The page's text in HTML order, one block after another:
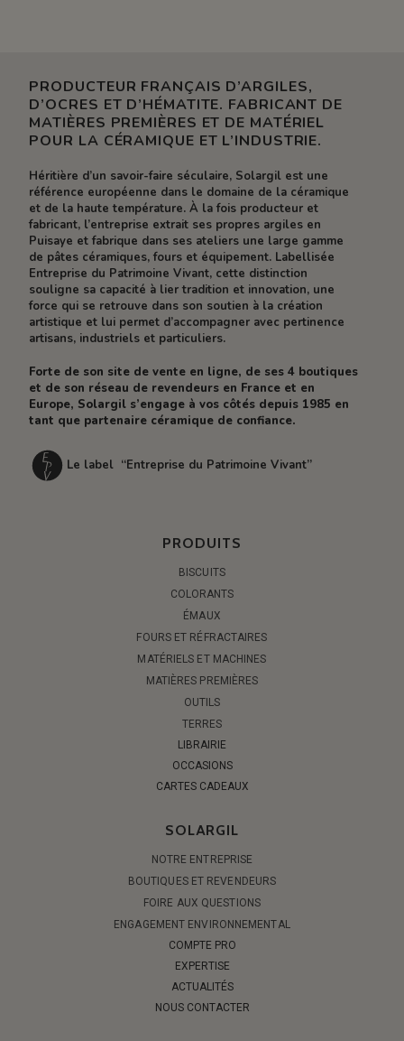
PRODUCTEUR FRANÇAIS D’ARGILES,
D’OCRES ET D’HÉMATITE. FABRICANT DE
MATIÈRES PREMIÈRES ET DE MATÉRIEL
POUR LA CÉRAMIQUE ET L’INDUSTRIE.
Héritière d’un savoir-faire séculaire, Solargil est une
référence européenne dans le domaine de la céramique
et de la haute température. À la fois producteur et
fabricant, l’entreprise extrait ses propres argiles en
Puisaye et fabrique dans ses ateliers une large gamme
de pâtes céramiques, fours et équipement. Labellisée
Entreprise du Patrimoine Vivant, cette distinction
souligne sa capacité à lier tradition et innovation, une
force qui se retrouve dans son soutien à la création
artistique et lui permet d’accompagner avec pertinence
artisans, industriels et particuliers.
Forte de son site de vente en ligne, de ses 4 boutiques
et de son réseau de revendeurs en France et en
Europe, Solargil s’engage à vos côtés depuis 1985 en
tant que partenaire céramique de confiance.
Le label “Entreprise du Patrimoine Vivant”
PRODUITS
BISCUITS
COLORANTS
ÉMAUX
FOURS ET RÉFRACTAIRES
MATÉRIELS ET MACHINES
MATIÈRES PREMIÈRES
OUTILS
TERRES
LIBRAIRIE
OCCASIONS
CARTES CADEAUX
SOLARGIL
NOTRE ENTREPRISE
BOUTIQUES ET REVENDEURS
FOIRE AUX QUESTIONS
ENGAGEMENT ENVIRONNEMENTAL
COMPTE PRO
EXPERTISE
ACTUALITÉS
NOUS CONTACTER